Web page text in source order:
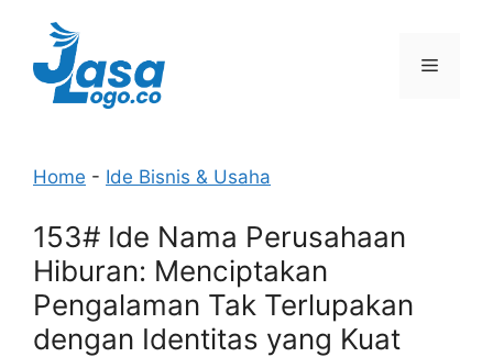
content
Menu
Home - Ide Bisnis & Usaha
153# Ide Nama Perusahaan
Hiburan: Menciptakan
Pengalaman Tak Terlupakan
dengan Identitas yang Kuat